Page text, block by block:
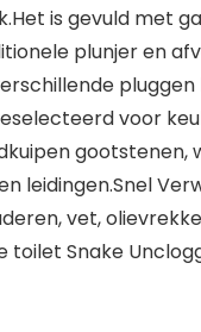
is gevuld met
plunjer en
voor
gootstenen,
leidingen.Snel
vet,
Snake